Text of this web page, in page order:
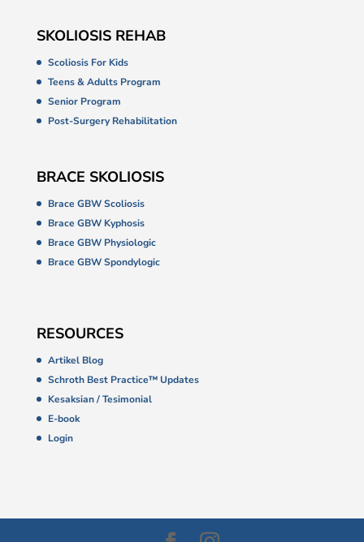
SKOLIOSIS REHAB
Scoliosis For Kids
Teens & Adults Program
Senior Program
Post-Surgery Rehabilitation
BRACE SKOLIOSIS
Brace GBW Scoliosis
Brace GBW Kyphosis
Brace GBW Physiologic
Brace GBW Spondylogic
RESOURCES
Artikel Blog
Schroth Best Practice™ Updates
Kesaksian / Tesimonial
E-book
Login